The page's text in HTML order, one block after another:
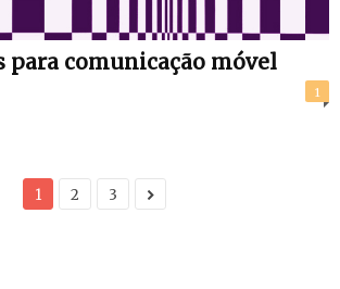
para comunicação móvel
1
1 2 3